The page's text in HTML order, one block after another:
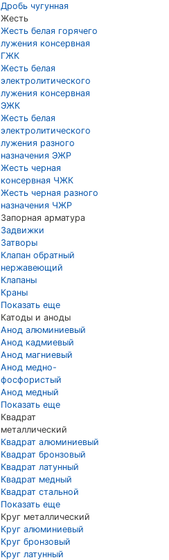
Дробь чугунная
Жесть
Жесть белая горячего
лужения консервная
ГЖК
Жесть белая
электролитического
лужения консервная
ЭЖК
Жесть белая
электролитического
лужения разного
назначения ЭЖР
Жесть черная
консервная ЧЖК
Жесть черная разного
назначения ЧЖР
Запорная арматура
Задвижки
Затворы
Клапан обратный
нержавеющий
Клапаны
Краны
Показать еще
Катоды и аноды
Анод алюминиевый
Анод кадмиевый
Анод магниевый
Анод медно-
фосфористый
Анод медный
Показать еще
Квадрат
металлический
Квадрат алюминиевый
Квадрат бронзовый
Квадрат латунный
Квадрат медный
Квадрат стальной
Показать еще
Круг металлический
Круг алюминиевый
Круг бронзовый
Круг латунный